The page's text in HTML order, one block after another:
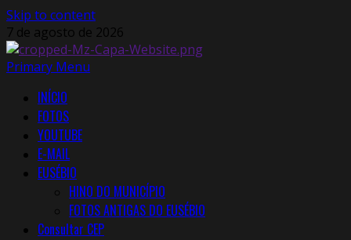
Skip to content
7 de agosto de 2026
Primary Menu
INÍCIO
FOTOS
YOUTUBE
E-MAIL
EUSÉBIO
HINO DO MUNICÍPIO
FOTOS ANTIGAS DO EUSÉBIO
Consultar CEP